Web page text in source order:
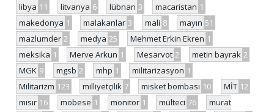
libya 11 litvanya 6 lübnan 3 macaristan 1
makedonya 1 malakanlar 3 mali 8 mayın 51
mazlumder 2 medya 25 Mehmet Erkin Ekren 1
meksika 1 Merve Arkun 1 Mesarvot 2 metin bayrak 2
MGK 9 mgsb 2 mhp 1 militarizasyon 1
Militarizm 123 milliyetçilik 7 misket bombası 10 MİT 12
mısır 16 mobese 1 monitor 1 mülteci 76
murat